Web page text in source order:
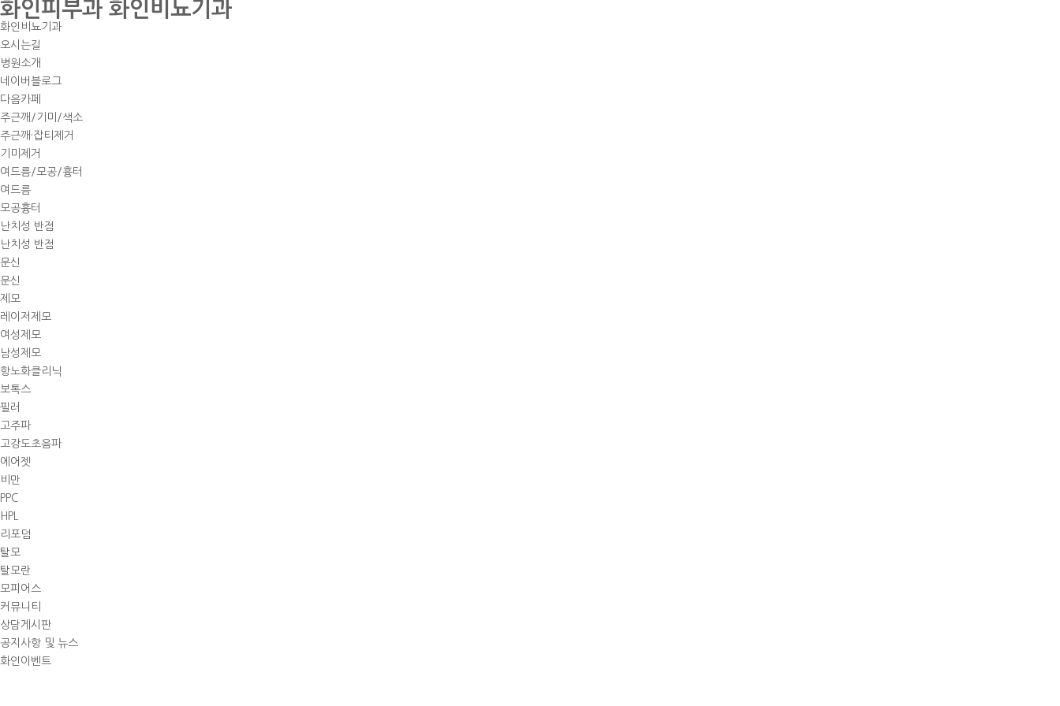
화인피부과 화인비뇨기과
화인비뇨기과
오시는길
병원소개
네이버블로그
다음카페
주근깨/기미/색소
주근깨·잡티제거
기미제거
여드름/모공/흉터
여드름
모공흉터
난치성 반점
난치성 반점
문신
문신
제모
레이저제모
여성제모
남성제모
항노화클리닉
보톡스
필러
고주파
고강도초음파
에어젯
비만
PPC
HPL
리포덤
탈모
탈모란
모피어스
커뮤니티
상담게시판
공지사항 및 뉴스
화인이벤트